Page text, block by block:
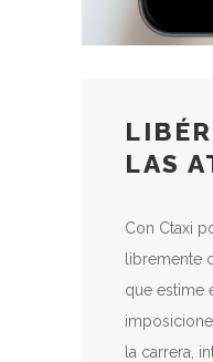
LAS
Con Ctaxi
libremente
que estime
la carrera,